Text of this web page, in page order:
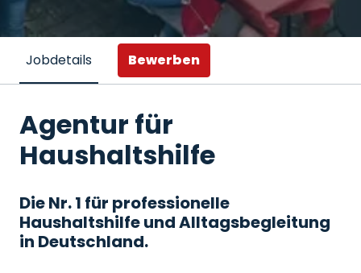
Jobdetails Bewerben
Agentur für
Haushaltshilfe
Die Nr. 1 für professionelle
Haushaltshilfe und Alltagsbegleitung
in Deutschland.